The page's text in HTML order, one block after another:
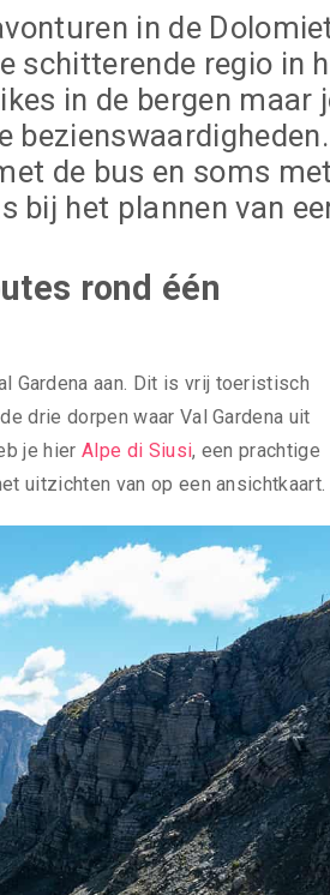
in de
schitterende regio in
in de bergen
de bus en soms
het plannen van
rond één
Gardena aan. Dit is vrij toeristisch
drie dorpen waar Val Gardena uit
je hierAlpe di Siusi, een prachtige
uitzichten van op een ansichtkaart.